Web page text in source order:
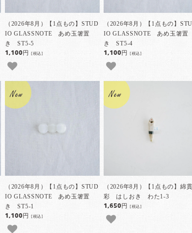
（2026年8月）【1点もの】STUD
IO GLASSNOTE あめ玉箸置
き ST5-5
1,100円[税込]
（2026年8月）【1点もの】
IO GLASSNOTE あめ玉箸置
き ST5-4
1,100円[税込]
（2026年8月）【1点もの】STUD
IO GLASSNOTE あめ玉箸置
き ST5-1
1,100円[税込]
（2026年8月）【1点もの】綿貫
彩 はしおき わた1-3
1,650円[税込]